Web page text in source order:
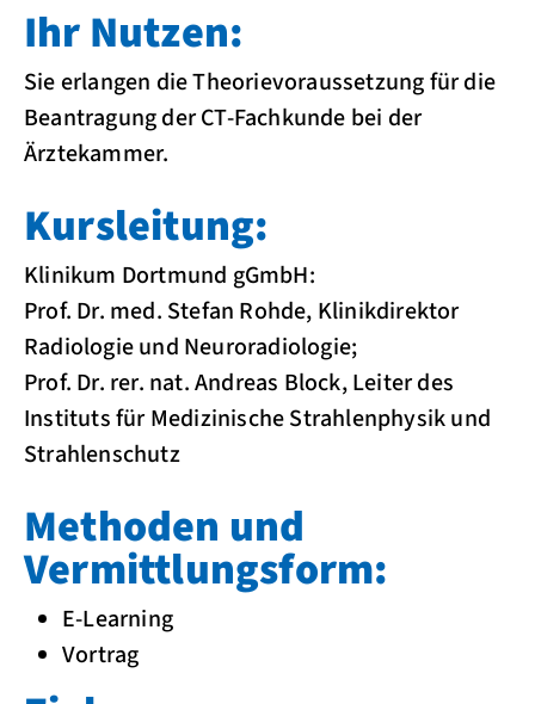
Ihr Nutzen:
Sie erlangen die Theorievoraussetzung für die
Beantragung der CT-Fachkunde bei der
Ärztekammer.
Kursleitung:
Klinikum Dortmund gGmbH:
Prof. Dr. med. Stefan Rohde, Klinikdirektor
Radiologie und Neuroradiologie;
Prof. Dr. rer. nat. Andreas Block, Leiter des
Instituts für Medizinische Strahlenphysik und
Strahlenschutz
Methoden und
Vermittlungsform:
E-Learning
Vortrag